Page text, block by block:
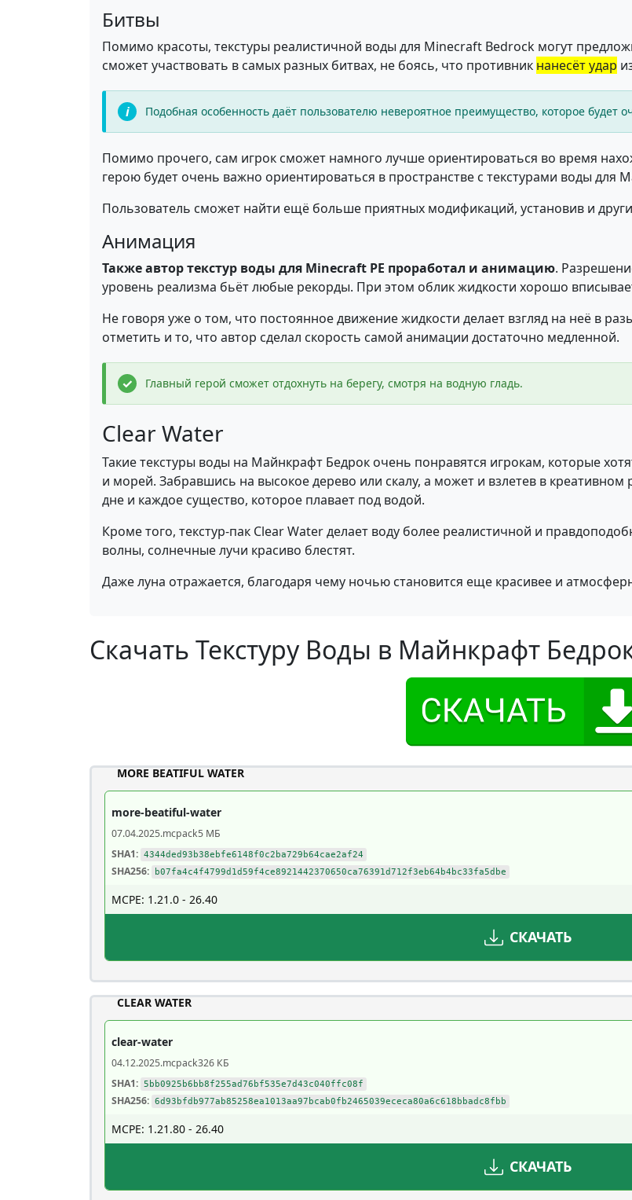
Битвы
Помимо красоты, текстуры реалистичной воды для Minecraft Bedrock могут
сможет участвовать в самых разных битвах, не боясь, что противник нанесёт удар
Подобная особенность даёт пользователю невероятное преимущество, которое будет
Помимо прочего, сам игрок сможет намного лучше ориентироваться во время
герою будет очень важно ориентироваться в пространстве с текстурами воды для
Пользователь сможет найти ещё больше приятных модификаций, установив и
Анимация
Также автор текстур воды для Minecraft PE проработал и анимацию.
уровень реализма бьёт любые рекорды. При этом облик жидкости хорошо
Не говоря уже о том, что постоянное движение жидкости делает взгляд на неё в
отметить и то, что автор сделал скорость самой анимации достаточно медленной.
Главный герой сможет отдохнуть на берегу, смотря на водную гладь.
Clear Water
Такие текстуры воды на Майнкрафт Бедрок очень понравятся игрокам, которые
и морей. Забравшись на высокое дерево или скалу, а может и взлетев в
дне и каждое существо, которое плавает под водой.
Кроме того, текстур-пак Clear Water делает воду более реалистичной и
волны, солнечные лучи красиво блестят.
Даже луна отражается, благодаря чему ночью становится еще красивее и
Скачать Текстуру Воды в Майнкрафт
MORE BEATIFUL WATER
more-beatiful-water
07.04.2025.mcpack5 МБ
SHA1: 4344ded93b38ebfe6148f0c2ba729b64cae2af24
SHA256: b07fa4c4f4799d1d59f4ce8921442370650ca76391d712f3eb64b4bc33fa5dbe
MCPE: 1.21.0 - 26.40
СКАЧАТЬ
CLEAR WATER
clear-water
04.12.2025.mcpack326 КБ
SHA1: 5bb0925b6bb8f255ad76bf535e7d43c040ffc08f
SHA256: 6d93bfdb977ab85258ea1013aa97bcab0fb2465039ececa80a6c618bbadc8fbb
MCPE: 1.21.80 - 26.40
СКАЧАТЬ